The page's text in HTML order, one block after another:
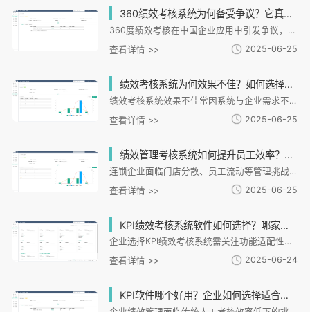
360绩效考核系统为何备受争议？它真的能提升员工绩效吗？
360度绩效考核在中国企业应用中引发争议，匿名评价导致信任危机，模糊标准造成执行偏差，固定周期与业务脱节。i人事系统通过动态周期、量化指标、混合评价模式等技术手段解决痛点，实现数据驱动的绩效管理。实践案例显示，该系统能显著提升绩效并减少争议，关键在于选择适合的工具并与业务深度结合。未来趋势指向实时数据采集和分析的持续改进模式。
查看详情 >>
2025-06-25
绩效考核系统为何效果不佳？如何选择适合企业的绩效考核系统？
绩效考核系统效果不佳常因系统与企业需求不匹配、执行管理漏洞或员工抵触。问题包括系统缺乏灵活性、考核与业务目标脱节、数据采集不规范等，导致考核流于形式。选择系统需关注业务适配性、数据整合能力、用户体验和扩展性，如i人事系统通过差异化指标配置、多模块数据联动等功能，将考核转化为战略落地的工具。未来化技术将推动绩效考核向数据驱动决策发展。
查看详情 >>
2025-06-25
绩效管理考核系统如何提升员工效率？为什么90%企业都在用？
连锁企业面临门店分散、员工流动等管理挑战，i人事系统通过化绩效管理提供解决方案。系统支持差异化目标设定与分解，实现OKR与KPI双模式管理；实时监控执行过程，打通多模块数据联动；建立数据驱动的激励机制，精确匹配员工贡献；结合绩效数据提供个性化培训，构建人才成长体系。其灵活配置、实时协同和风险管控功能深受企业青睐，帮助连锁品牌实现从混乱到有序的管理升级，提升人效与组织效能。
查看详情 >>
2025-06-25
KPI绩效考核系统软件如何选择？哪家供应商更专业可靠？
企业选择KPI绩效考核系统需关注功能适配性、数据安全、易用扩展及服务生态四大核心标准。专业供应商i人事提供多场景考核设计、全流程闭环管理和数据可视化分析，满足企业定制化需求。评估供应商需考察经验、技术保障和服务响应能力，确保系统长期稳定运行。选择专业系统能实现数据驱动决策，提升组织效能与员工发展，是企业数字化转型的重要一步。
查看详情 >>
2025-06-24
KPI软件哪个好用？企业如何选择适合的绩效考核系统？